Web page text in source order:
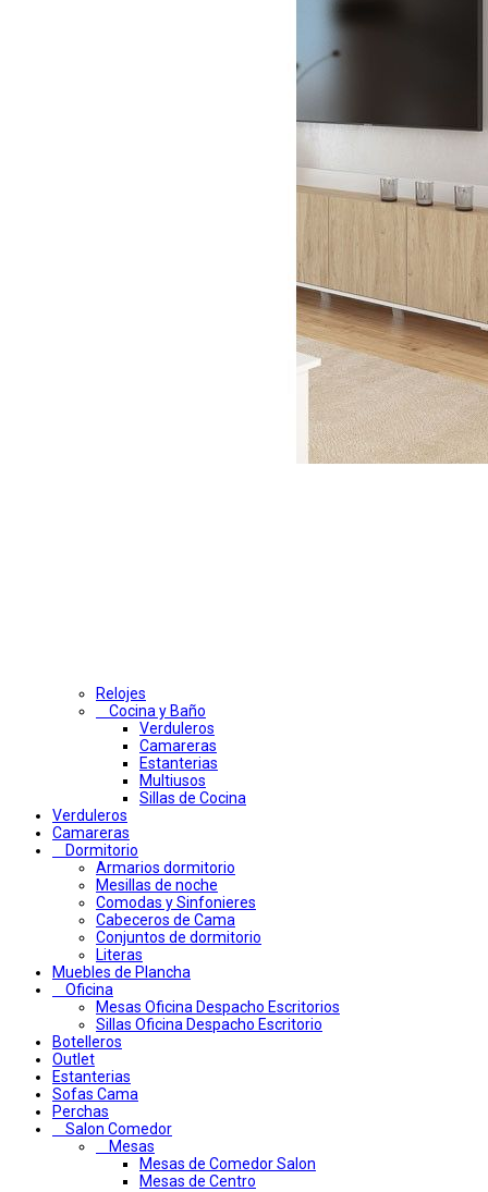
Relojes
Cocina y Baño
Verduleros
Camareras
Estanterias
Multiusos
Sillas de Cocina
Verduleros
Camareras
Dormitorio
Armarios dormitorio
Mesillas de noche
Comodas y Sinfonieres
Cabeceros de Cama
Conjuntos de dormitorio
Literas
Muebles de Plancha
Oficina
Mesas Oficina Despacho Escritorios
Sillas Oficina Despacho Escritorio
Botelleros
Outlet
Estanterias
Sofas Cama
Perchas
Salon Comedor
Mesas
Mesas de Comedor Salon
Mesas de Centro